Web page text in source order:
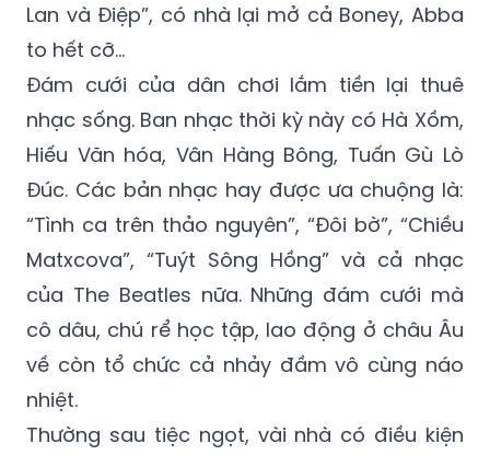
Lan và Điệp”, có nhà lại mở cả Boney, Abba
to hết cỡ…
Đám cưới của dân chơi lắm tiền lại thuê
nhạc sống. Ban nhạc thời kỳ này có Hà Xồm,
Hiếu Văn hóa, Vân Hàng Bông, Tuấn Gù Lò
Đúc. Các bản nhạc hay được ưa chuộng là:
“Tình ca trên thảo nguyên”, “Đôi bờ”, “Chiều
Matxcova”, “Tuýt Sông Hồng” và cả nhạc
của The Beatles nữa. Những đám cưới mà
cô dâu, chú rể học tập, lao động ở châu Âu
về còn tổ chức cả nhảy đầm vô cùng náo
nhiệt.
Thường sau tiệc ngọt, vài nhà có điều kiện